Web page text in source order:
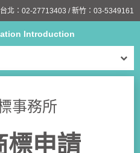
台北： 02-27713403 / 新竹： 03-5349161
Introduction
事務所
標申請